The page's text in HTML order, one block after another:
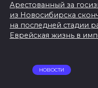
Арестованный за
из Новосибирска
на последней стадии
Еврейская жизнь в
НОВОСТИ